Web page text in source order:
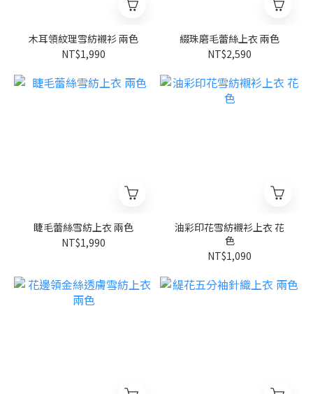
木耳領紋理雪紡襯衫 兩色
NT$1,990
綴珠磨毛蕾絲上衣 兩色
NT$2,590
睫毛蕾絲雪紡上衣 兩色
NT$1,990
油彩印花雪紡襯衫上衣 花
色
NT$1,090